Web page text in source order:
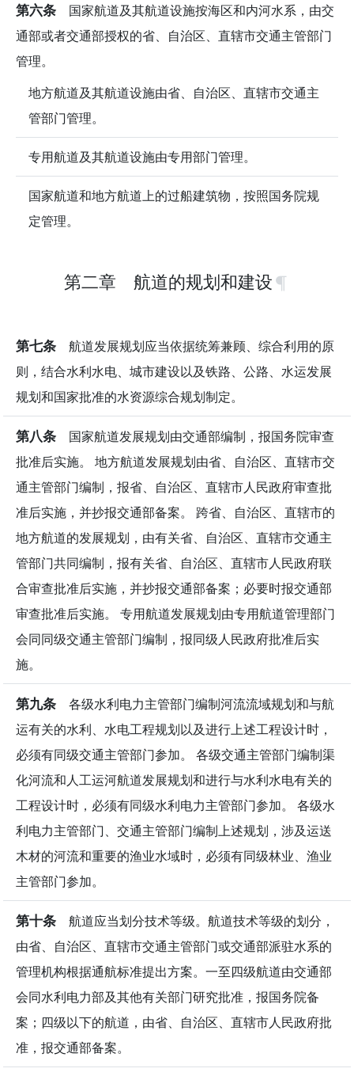
第六条 国家航道及其航道设施按海区和内河水系，由交
通部或者交通部授权的省、自治区、直辖市交通主管部门
管理。
地方航道及其航道设施由省、自治区、直辖市交通主
管部门管理。
专用航道及其航道设施由专用部门管理。
国家航道和地方航道上的过船建筑物，按照国务院规
定管理。
第二章 航道的规划和建设
第七条 航道发展规划应当依据统筹兼顾、综合利用的原
则，结合水利水电、城市建设以及铁路、公路、水运发展
规划和国家批准的水资源综合规划制定。
第八条 国家航道发展规划由交通部编制，报国务院审查
批准后实施。 地方航道发展规划由省、自治区、直辖市交
通主管部门编制，报省、自治区、直辖市人民政府审查批
准后实施，并抄报交通部备案。 跨省、自治区、直辖市的
地方航道的发展规划，由有关省、自治区、直辖市交通主
管部门共同编制，报有关省、自治区、直辖市人民政府联
合审查批准后实施，并抄报交通部备案；必要时报交通部
审查批准后实施。 专用航道发展规划由专用航道管理部门
会同同级交通主管部门编制，报同级人民政府批准后实
施。
第九条 各级水利电力主管部门编制河流流域规划和与航
运有关的水利、水电工程规划以及进行上述工程设计时，
必须有同级交通主管部门参加。 各级交通主管部门编制渠
化河流和人工运河航道发展规划和进行与水利水电有关的
工程设计时，必须有同级水利电力主管部门参加。 各级水
利电力主管部门、交通主管部门编制上述规划，涉及运送
木材的河流和重要的渔业水域时，必须有同级林业、渔业
主管部门参加。
第十条 航道应当划分技术等级。航道技术等级的划分，
由省、自治区、直辖市交通主管部门或交通部派驻水系的
管理机构根据通航标准提出方案。一至四级航道由交通部
会同水利电力部及其他有关部门研究批准，报国务院备
案；四级以下的航道，由省、自治区、直辖市人民政府批
准，报交通部备案。